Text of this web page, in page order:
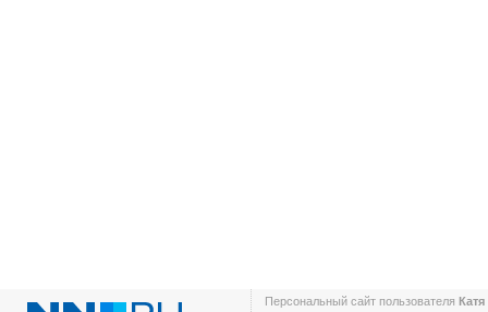
Персональный сайт пользователя